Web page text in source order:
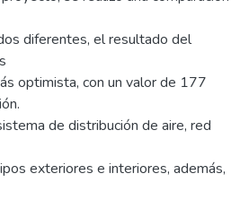
diferentes, el resultado del
optimista, con un valor de 177
de distribución de aire, red
exteriores e interiores, además,